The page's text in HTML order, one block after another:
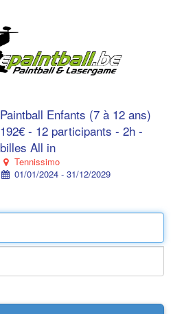
Paintball Enfants (7 à 12 ans)
192€ - 12 participants - 2h -
billes All in
Tennissimo
01/01/2024 - 31/12/2029